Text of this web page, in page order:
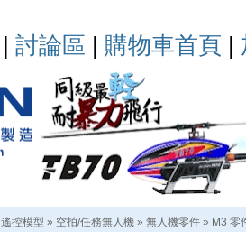
| 討論區 | 購物車首頁 |
遙控模型 » 空拍/任務無人機 » 無人機零件 » M3 零